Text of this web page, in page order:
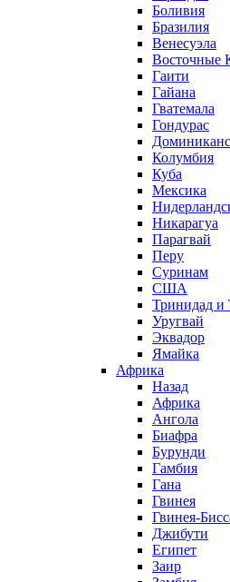
Боливия
Бразилия
Венесуэла
Восточные
Гаити
Гайана
Гватемала
Гондурас
Колумбия
Куба
Мексика
Никарагуа
Парагвай
Перу
Суринам
США
Тринидад и
Уругвай
Эквадор
Ямайка
Африка
Назад
Африка
Ангола
Биафра
Бурунди
Гамбия
Гана
Гвинея
Гвинея-
Джибути
Египет
Заир